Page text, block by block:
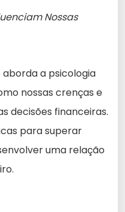
Nossas
a psicologia
nossas crenças e
decisões financeiras.
para superar
uma relação